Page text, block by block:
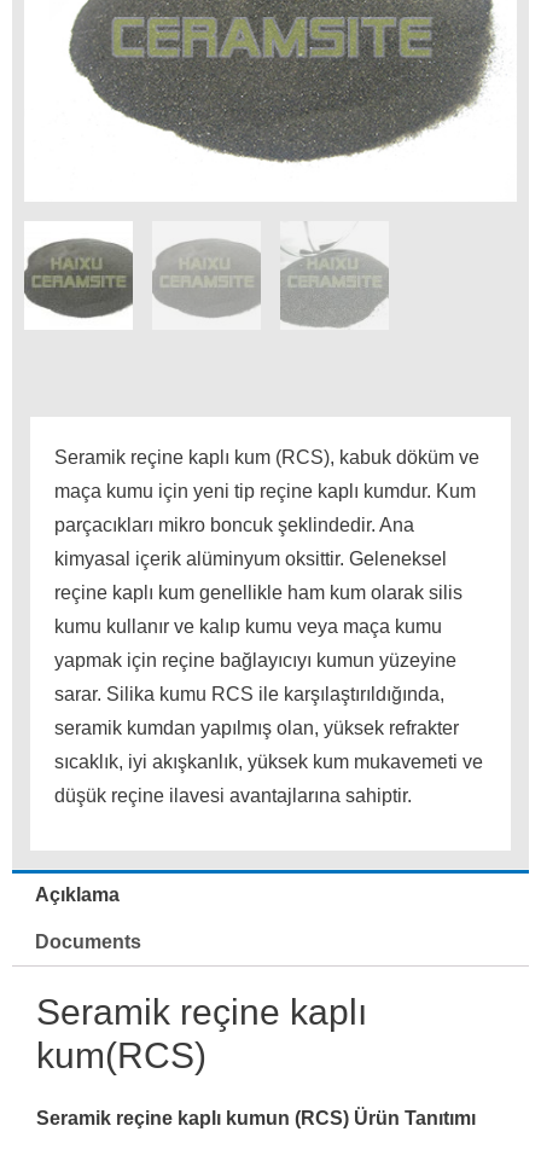
Seramik reçine kaplı kum (RCS), kabuk döküm ve
maça kumu için yeni tip reçine kaplı kumdur. Kum
parçacıkları mikro boncuk şeklindedir. Ana
kimyasal içerik alüminyum oksittir. Geleneksel
reçine kaplı kum genellikle ham kum olarak silis
kumu kullanır ve kalıp kumu veya maça kumu
yapmak için reçine bağlayıcıyı kumun yüzeyine
sarar. Silika kumu RCS ile karşılaştırıldığında,
seramik kumdan yapılmış olan, yüksek refrakter
sıcaklık, iyi akışkanlık, yüksek kum mukavemeti ve
düşük reçine ilavesi avantajlarına sahiptir.
Açıklama
Documents
Seramik reçine kaplı
kum(RCS)
Seramik reçine kaplı kumun (RCS) Ürün Tanıtımı